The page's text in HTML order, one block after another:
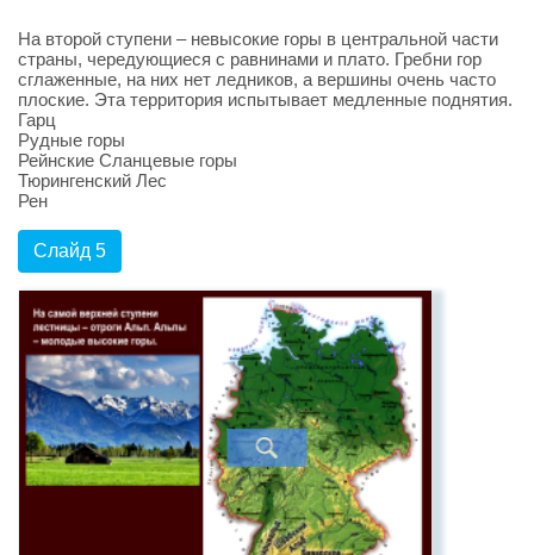
На второй ступени – невысокие горы в центральной части
страны, чередующиеся с равнинами и плато. Гребни гор
сглаженные, на них нет ледников, а вершины очень часто
плоские. Эта территория испытывает медленные поднятия.
Гарц
Рудные горы
Рейнские Сланцевые горы
Тюрингенский Лес
Рен
Слайд 5